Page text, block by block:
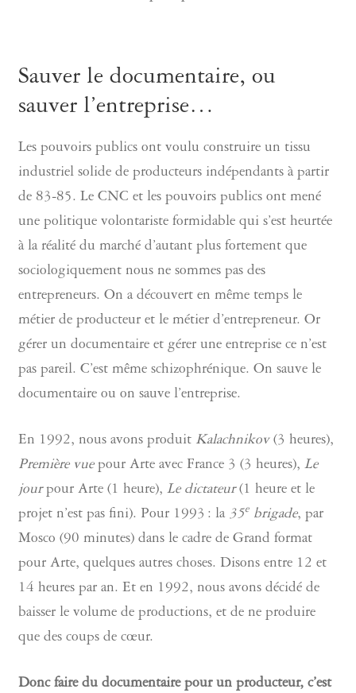
Sauver le documentaire, ou
sauver l’entreprise…
Les pouvoirs publics ont voulu construire un tissu
industriel solide de producteurs indépendants à partir
de 83-85. Le CNC et les pouvoirs publics ont mené
une politique volontariste formidable qui s’est heurtée
à la réalité du marché d’autant plus fortement que
sociologiquement nous ne sommes pas des
entrepreneurs. On a découvert en même temps le
métier de producteur et le métier d’entrepreneur. Or
gérer un documentaire et gérer une entreprise ce n’est
pas pareil. C’est même schizophrénique. On sauve le
documentaire ou on sauve l’entreprise.
En 1992, nous avons produit Kalachnikov(3 heures),
Première vuepour Arte avec France 3 (3 heures), Le
jourpour Arte (1 heure), Le dictateur(1 heure et le
projet n’est pas fini). Pour 1993 : la 35e brigade, par
Mosco (90 minutes) dans le cadre de Grand format
pour Arte, quelques autres choses. Disons entre 12 et
14 heures par an. Et en 1992, nous avons décidé de
baisser le volume de productions, et de ne produire
que des coups de cœur.
Donc faire du documentaire pour un producteur, c’est